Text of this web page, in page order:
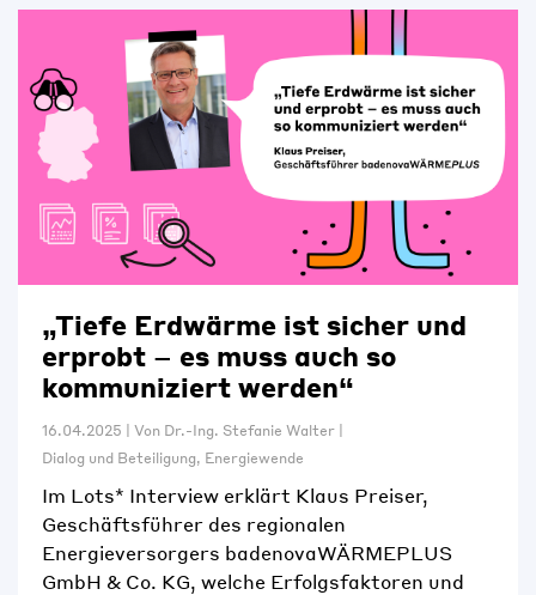
„Tiefe Erdwärme ist sicher und
erprobt – es muss auch so
kommuniziert werden“
16.04.2025 | Von Dr.-Ing. Stefanie Walter |
Dialog und Beteiligung, Energiewende
Im Lots* Interview erklärt Klaus Preiser,
Geschäftsführer des regionalen
Energieversorgers badenovaWÄRMEPLUS
GmbH & Co. KG, welche Erfolgsfaktoren und